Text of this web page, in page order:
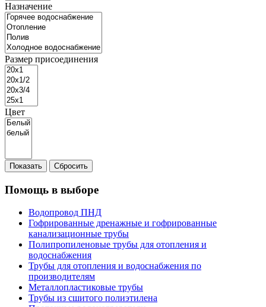
Назначение
Размер присоединения
Цвет
Показать Сбросить
Помощь в выборе
Водопровод ПНД
Гофрированные дренажные и гофрированные
канализационные трубы
Полипропиленовые трубы для отопления и
водоснабжения
Трубы для отопления и водоснабжения по
производителям
Металлопластиковые трубы
Трубы из сшитого полиэтилена